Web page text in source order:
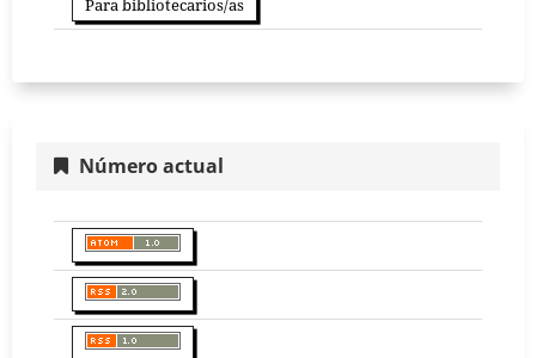
Para bibliotecarios/as
Número actual